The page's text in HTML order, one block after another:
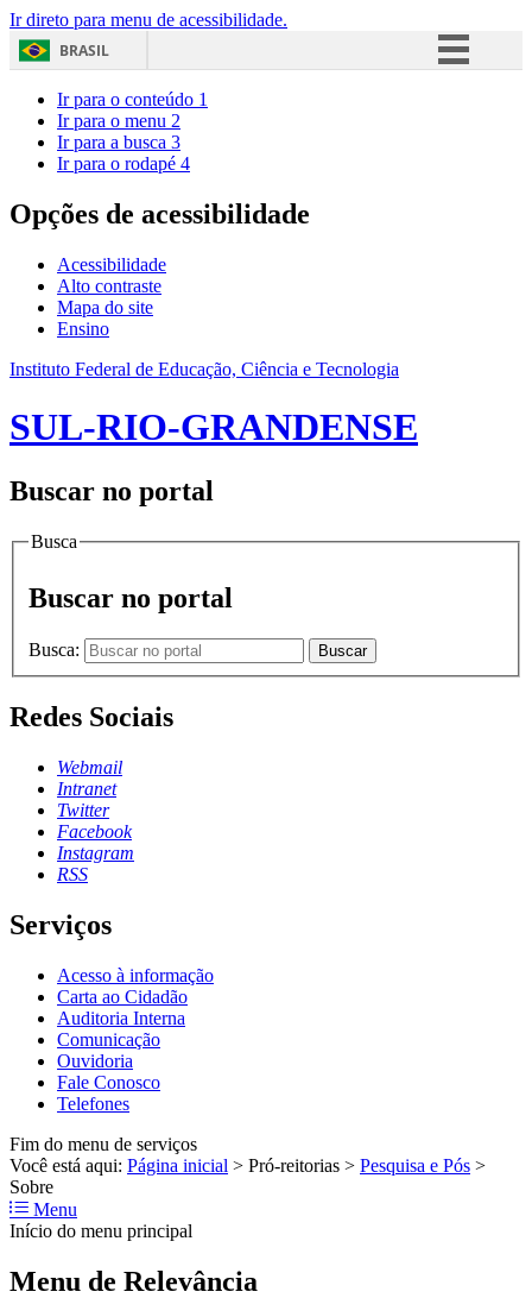
Ir direto para menu de acessibilidade.
BRASIL
Acesso à informação
Ir para o conteúdo 1
Ir para o menu 2
Ir para a busca 3
Ir para o rodapé 4
Opções de acessibilidade
Acessibilidade
Alto contraste
Mapa do site
Ensino
Instituto Federal de Educação, Ciência e Tecnologia
SUL-RIO-GRANDENSE
Buscar no portal
Busca
Buscar no portal
Busca: Buscar
Redes Sociais
Webmail
Intranet
Twitter
Facebook
Instagram
RSS
Serviços
Acesso à informação
Carta ao Cidadão
Auditoria Interna
Comunicação
Ouvidoria
Fale Conosco
Telefones
Fim do menu de serviços
Você está aqui: Página inicial > Pró-reitorias > Pesquisa e Pós >
Sobre
Menu
Início do menu principal
Menu de Relevância